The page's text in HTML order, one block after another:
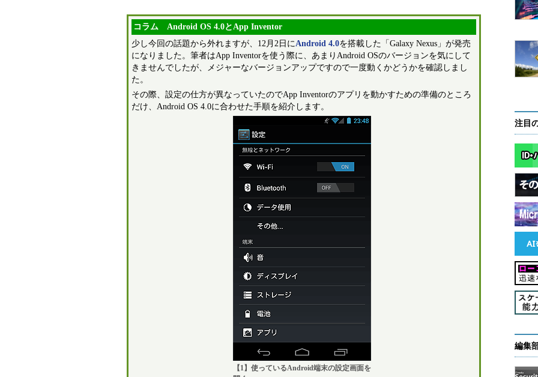
コラム Android OS 4.0とApp Inventor
少し今回の話題から外れますが、12月2日にAndroid 4.0を搭載した「Galaxy Nexus」が発売
になりました。筆者はApp Inventorを使う際に、あまりAndroid OSのバージョンを気にして
きませんでしたが、メジャーなバージョンアップですので一度動くかどうかを確認しまし
た。
その際、設定の仕方が異なっていたのでApp Inventorのアプリを動かすための準備のところ
だけ、Android OS 4.0に合わせた手順を紹介します。
【1】使っているAndroid端末の設定画面を
注目
編集